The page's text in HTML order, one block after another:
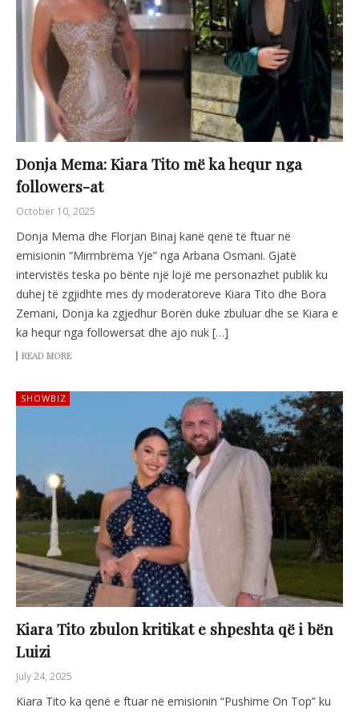
Donja Mema: Kiara Tito më ka hequr nga
followers-at
October 10, 2025
Donja Mema dhe Florjan Binaj kanë qenë të ftuar në
emisionin “Mirmbrëma Yje” nga Arbana Osmani. Gjatë
intervistës teska po bënte një lojë me personazhet publik ku
duhej të zgjidhte mes dy moderatoreve Kiara Tito dhe Bora
Zemani, Donja ka zgjedhur Borën duke zbuluar dhe se Kiara e
ka hequr nga followersat dhe ajo nuk […]
READ MORE
SHOWBIZ
Kiara Tito zbulon kritikat e shpeshta që i bën
Luizi
July 24, 2025
Kiara Tito ka qenë e ftuar në emisionin “Pushime On Top” ku